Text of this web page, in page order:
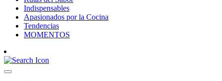
Indispensables
Apasionados por la Cocina
Tendencias
MOMENTOS